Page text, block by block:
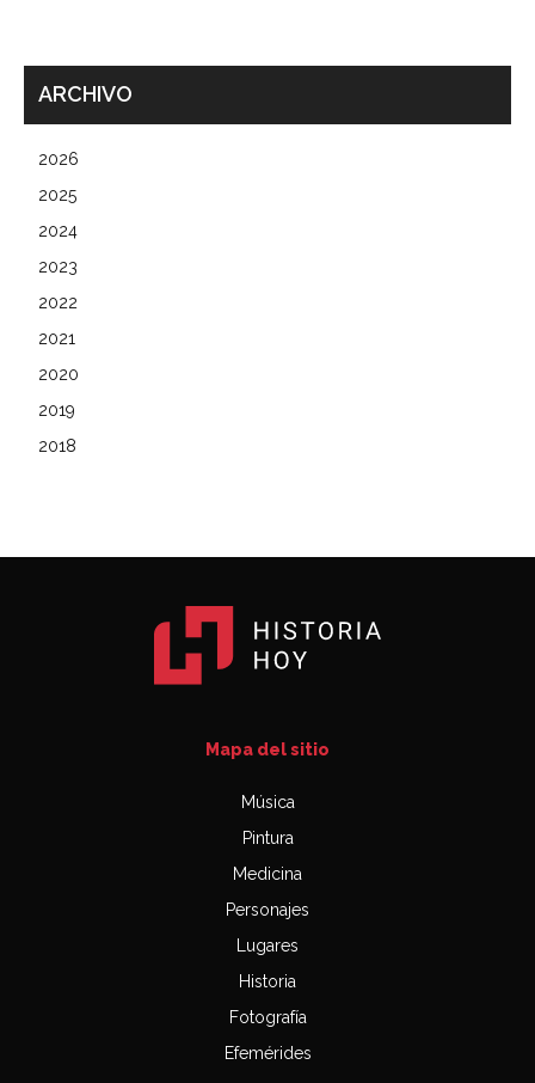
ARCHIVO
2026
2025
2024
2023
2022
2021
2020
2019
2018
Mapa del sitio
Música
Pintura
Medicina
Personajes
Lugares
Historia
Fotografía
Efemérides